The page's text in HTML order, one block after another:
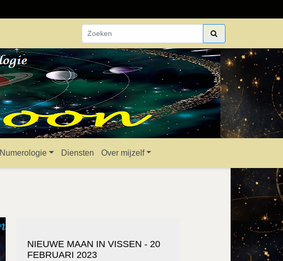
Numerologie Diensten Over mijzelf
NIEUWE MAAN IN VISSEN - 20
FEBRUARI 2023